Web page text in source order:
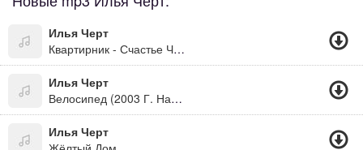
Илья Черт
Квартирник - Счастье Чужое
Илья Черт
Велосипед (2003 Г. Наше Радио)
Илья Черт